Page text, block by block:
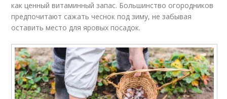
как ценный витаминный запас. Большинство огородников
предпочитают сажать чеснок под зиму, не забывая
оставить место для яровых посадок.